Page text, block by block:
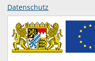
Datenschutz